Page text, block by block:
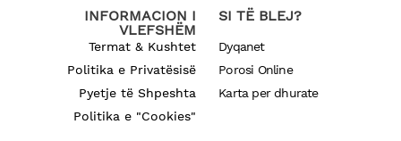
INFORMACION I
VLEFSHËM
Termat & Kushtet
Politika e Privatësisë
Pyetje të Shpeshta
Politika e "Cookies"
SI TË BLEJ?
Dyqanet
Porosi Online
Karta per dhurate